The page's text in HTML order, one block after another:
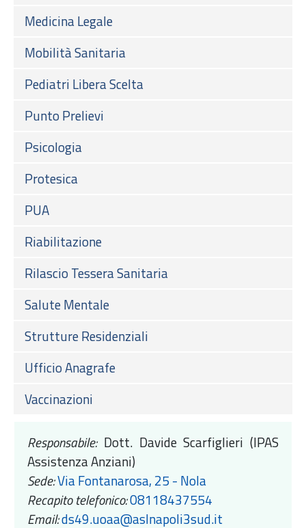
Medicina Legale
Mobilità Sanitaria
Pediatri Libera Scelta
Punto Prelievi
Psicologia
Protesica
PUA
Riabilitazione
Rilascio Tessera Sanitaria
Salute Mentale
Strutture Residenziali
Ufficio Anagrafe
Vaccinazioni
Responsabile: Dott. Davide Scarfiglieri (IPAS
Assistenza Anziani)
Sede:Via Fontanarosa, 25 - Nola
Recapito telefonico:08118437554
Email:ds49.uoaa@aslnapoli3sud.it